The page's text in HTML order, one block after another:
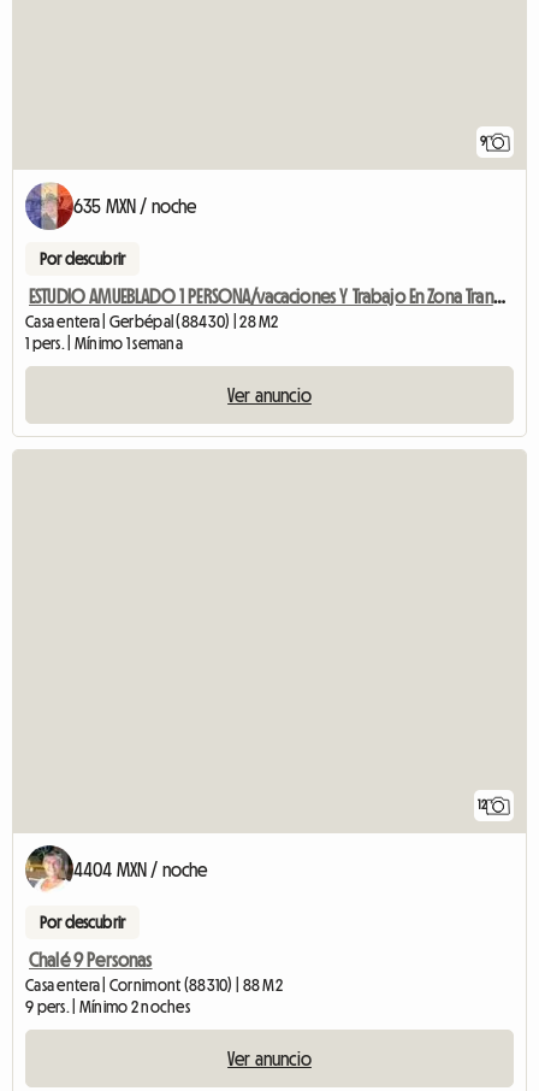
9
635 MXN / noche
Por descubrir
ESTUDIO AMUEBLADO 1 PERSONA/vacaciones Y Trabajo En Zona Tranquila
Casa entera | Gerbépal (88430) | 28 M2
1 pers. | Mínimo 1 semana
Ver anuncio
12
4404 MXN / noche
Por descubrir
Chalé 9 Personas
Casa entera | Cornimont (88310) | 88 M2
9 pers. | Mínimo 2 noches
Ver anuncio